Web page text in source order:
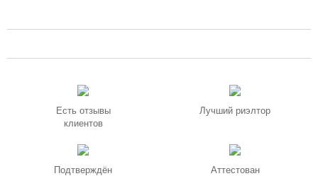
Есть отзывы
клиентов
Лучший риэлтор
Подтверждён
Аттестован